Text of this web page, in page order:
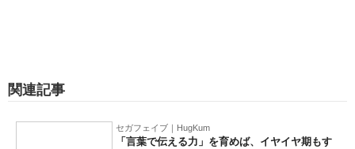
関連記事
セガフェイブ｜HugKum
「言葉で伝える力」を育めば、イヤイヤ期もす